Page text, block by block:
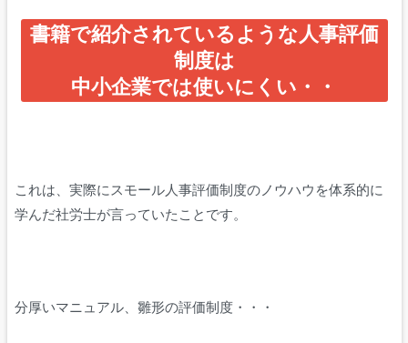
書籍で紹介されているような人事評価
制度は
中小企業では使いにくい・・
これは、実際にスモール人事評価制度のノウハウを体系的に
学んだ社労士が言っていたことです。
分厚いマニュアル、雛形の評価制度・・・